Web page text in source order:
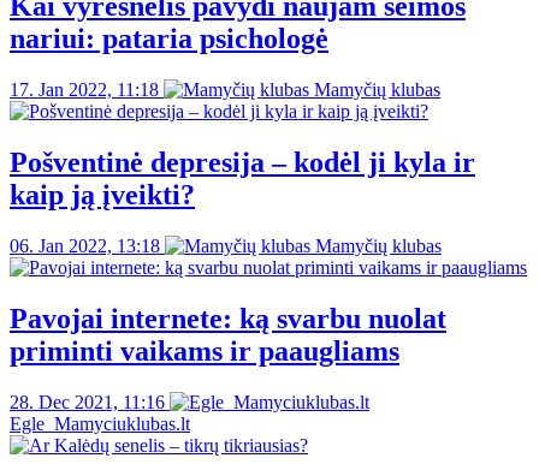
Kai vyresnėlis pavydi naujam šeimos
nariui: pataria psichologė
17. Jan 2022, 11:18 Mamyčių klubas
Pošventinė depresija – kodėl ji kyla ir
kaip ją įveikti?
06. Jan 2022, 13:18 Mamyčių klubas
Pavojai internete: ką svarbu nuolat
priminti vaikams ir paaugliams
28. Dec 2021, 11:16
Egle_Mamyciuklubas.lt